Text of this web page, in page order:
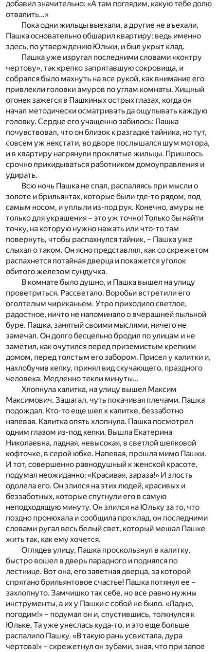
добавил значительно: «А там поглядим, какую тебе долю
отвалить…»
Пока одни жильцы выехали, а другие не въехали,
Пашка основательно обшарил квартиру: ведь именно
здесь, по утверждению Юльки, и был укрыт клад.
Пашка уже изругал последними словами «контру
чертову», так крепко запрятавшую сокровища, и
собрался было махнуть на все рукой, как внимание его
привлекли головки амуров по углам комнаты. Хищный
огонек зажегся в Пашкиных острых глазах, когда он
начал методически осматривать да ощупывать каждую
головку. Сердце его учащенно забилось: Пашка
почувствовал, что он близок к разгадке тайника, но тут,
совсем уж некстати, во дворе послышался шум мотора,
и в квартиру нагрянули проклятые жильцы. Пришлось
срочно прикидываться работником домоуправления и
удирать.
Всю ночь Пашка не спал, распаляясь при мысли о
золоте и брильянтах, которые были где-то рядом, под
самым носом, и уплыли из-под рук. Конечно, амуры не
только для украшения – это уж точно! Только бы найти
точку, на которую нужно нажать или что-то там
повернуть, чтобы распахнулся тайник, – Пашка уже
слыхал о таком. Он ясно представлял, как со скрежетом
распахнется потайная дверца и покажется уголок
обитого железом сундучка.
В комнате было душно, и Пашка вышел на улицу
проветриться. Рассветало. Воробьи встретили его
оголтелым чириканьем. Утро приходило светлое,
радостное, ничто не напоминало о вчерашней пыльной
буре. Пашка, занятый своими мыслями, ничего не
замечал. Он долго бесцельно бродил по улицам и не
заметил, как очутился перед приземистым крепким
домом, перед толстым его забором. Присел у калитки и,
нахлобучив кепку, принял вид скучающего, праздного
человека. Медленно текли минуты…
Хлопнула калитка, на улицу вышел Максим
Максимович. Зашагал, чуть покачивая плечами. Пашка
подождал. Кто-то еще шел к калитке, беззаботно
напевая. Калитка опять хлопнула. Пашка посмотрел
одним глазом из-под кепки. Вышла Екатерина
Николаевна, ладная, невысокая, в светлой шелковой
кофточке, в серой юбке. Напевая, прошла мимо Пашки.
И тот, совершенно равнодушный к женской красоте,
подумал неожиданно: «Красивая, зараза!» И злость
одолела его. Он злился на этих людей, красивых и
беззаботных, которые спугнули его в самую
неподходящую минуту. Он злился на Юльку за то, что
поздно пронюхала и сообщила про клад, он последними
словами ругал весь белый свет, который мешал Пашке
жить так, как ему хочется.
Оглядев улицу, Пашка проскользнул в калитку,
быстро вошел в дверь парадного и поднялся по
лестнице. Вот она, его заветная дверца, за которой
спрятано брильянтовое счастье! Пашка потянул ее –
захлопнуто. Замчишко так себе, но все равно нужны
инструменты, а их у Пашки с собой не было. «Ладно,
погодим!» – подумал он и, спустившись, толкнулся к
Юльке. Та уже унеслась куда-то, и это еще больше
распалило Пашку. «В такую рань усвистала, дура
чертова!» – скрежетнул он зубами, зная, что при запое